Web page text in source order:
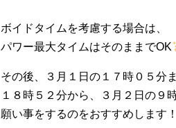
ボイドタイムを考慮する場合は、
パワー最大タイムはそのままでOK
その後、３月１日の１７時０５分
１８時５２分から、３月２日の９
願い事をするのをおすすめします！